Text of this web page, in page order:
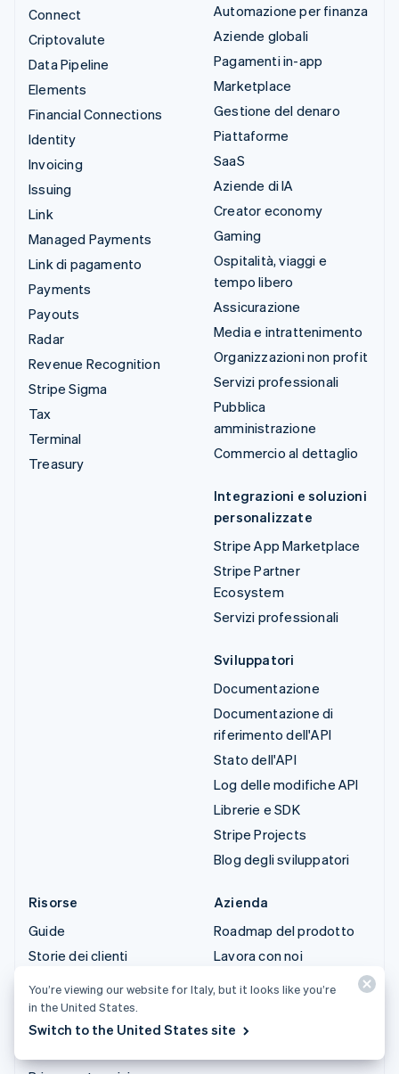
Connect
Criptovalute
Data Pipeline
Elements
Financial Connections
Identity
Invoicing
Issuing
Link
Managed Payments
Link di pagamento
Payments
Payouts
Radar
Revenue Recognition
Stripe Sigma
Tax
Terminal
Treasury
Automazione per finanza
Aziende globali
Pagamenti in-app
Marketplace
Gestione del denaro
Piattaforme
SaaS
Aziende di IA
Creator economy
Gaming
Ospitalità, viaggi e
tempo libero
Assicurazione
Media e intrattenimento
Organizzazioni non profit
Servizi professionali
Pubblica
amministrazione
Commercio al dettaglio
Integrazioni e soluzioni
personalizzate
Stripe App Marketplace
Stripe Partner
Ecosystem
Servizi professionali
Sviluppatori
Documentazione
Documentazione di
riferimento dell'API
Stato dell'API
Log delle modifiche API
Librerie e SDK
Stripe Projects
Blog degli sviluppatori
Risorse
Guide
Storie dei clienti
Community
Conferenza annuale
Azienda
Roadmap del prodotto
Lavora con noi
Contattaci
You’re viewing our website for Italy, but it looks like you’re
in the United States.
Switch to the United States site